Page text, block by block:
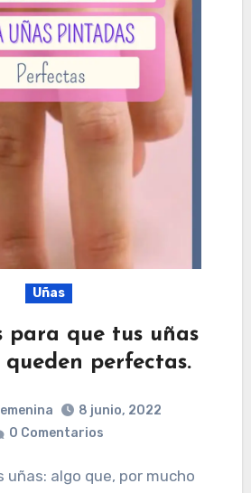
Uñas
para que tus uñas
perfectas.
8 junio, 2022
0 Comentarios